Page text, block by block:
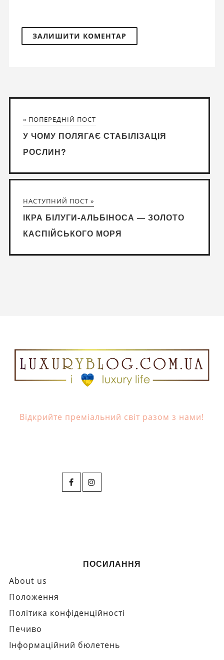
« ПОПЕРЕДНІЙ ПОСТ
У ЧОМУ ПОЛЯГАЄ СТАБІЛІЗАЦІЯ
РОСЛИН?
НАСТУПНИЙ ПОСТ »
ІКРА БІЛУГИ-АЛЬБІНОСА — ЗОЛОТО
КАСПІЙСЬКОГО МОРЯ
Відкрийте преміальний світ разом з нами!
ПОСИЛАННЯ
About us
Положення
Політика конфіденційності
Печиво
Інформаційний бюлетень